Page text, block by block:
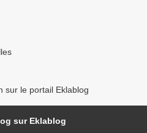
sur le portail Eklablog
sur Eklablog